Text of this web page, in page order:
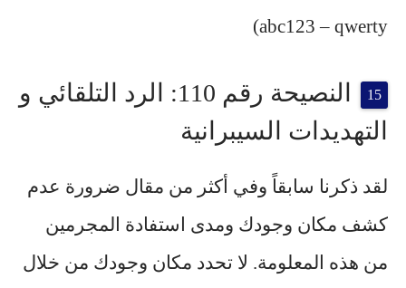
abc123 – qwerty)
النصيحة رقم 110: الرد التلقائي و
التهديدات السيبرانية
لقد ذكرنا سابقاً وفي أكثر من مقال ضرورة عدم
كشف مكان وجودك ومدى استفادة المجرمين
من هذه المعلومة. لا تحدد مكان وجودك من خلال